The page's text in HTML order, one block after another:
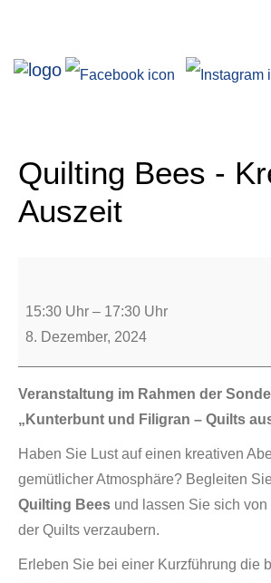
Forschung
Über uns
Service
Quilting Bees -
Auszeit
15:30 Uhr – 17:30 Uhr
8. Dezember, 2024
Veranstaltung im Rahmen der
„Kunterbunt und Filigran – Quilts
Haben Sie Lust auf einen kreativen
gemütlicher Atmosphäre? Begleiten
Quilting Bees und lassen Sie sich
der Quilts verzaubern.
Erleben Sie bei einer Kurzführung die